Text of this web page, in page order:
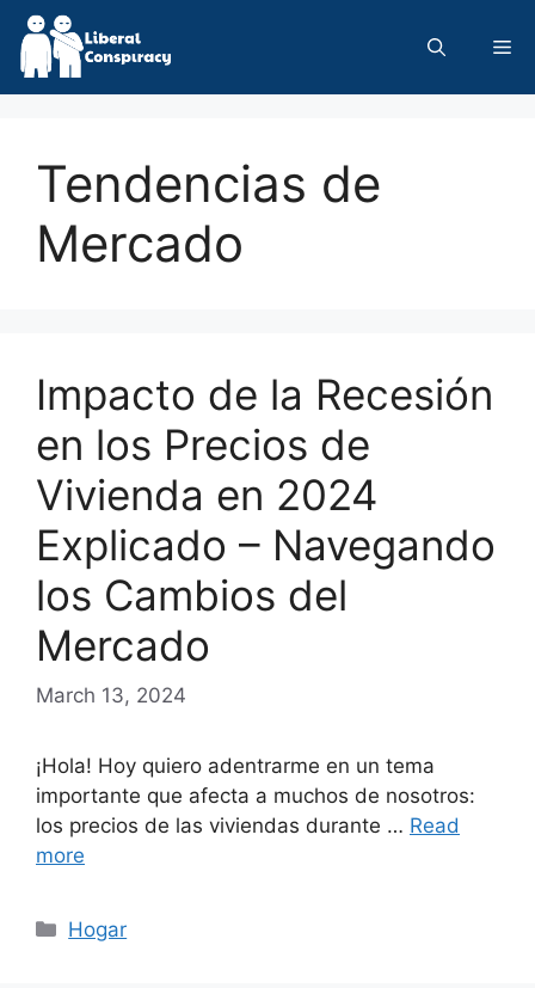
Skip
content
Tendencias de
Mercado
Impacto de la Recesión
en los Precios de
Vivienda en 2024
Explicado – Navegando
los Cambios del
Mercado
March 13, 2024
¡Hola! Hoy quiero adentrarme en un tema
importante que afecta a muchos de nosotros:
los precios de las viviendas durante … Read
more
Categories
Hogar